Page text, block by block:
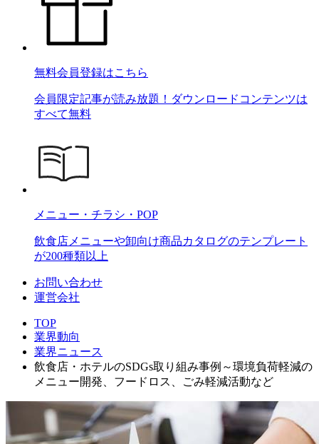
無料会員登録はこちら
会員限定記事が読み放題！ダウンロードコンテンツは
すべて無料
メニュー・チラシ・POP
飲食店メニューや卸向け商品カタログのテンプレート
が200種類以上
お問い合わせ
運営会社
TOP
業界動向
業界ニュース
飲食店・ホテルのSDGs取り組み事例～環境負荷軽減の
メニュー開発、フードロス、ごみ軽減活動など